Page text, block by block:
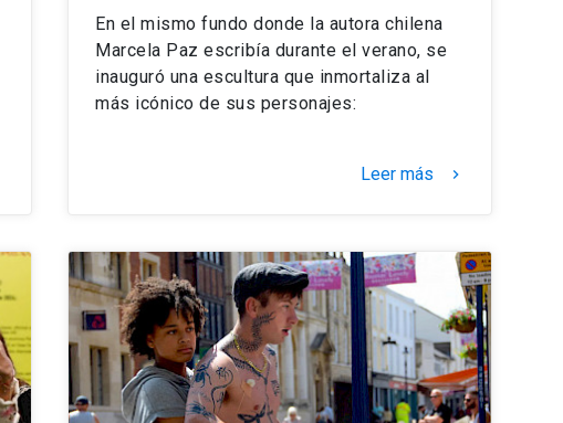
En el mismo fundo donde la autora chilena
Marcela Paz escribía durante el verano, se
inauguró una escultura que inmortaliza al
más icónico de sus personajes:
Leer más keyboard_arrow_right